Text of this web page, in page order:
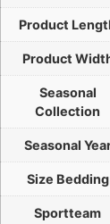
Product
Product
Seasonal
Collection
Seasonal
Size Bedding
Sportteam